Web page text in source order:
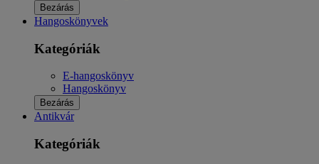
Bezárás
Hangoskönyvek
Kategóriák
E-hangoskönyv
Hangoskönyv
Bezárás
Antikvár
Kategóriák